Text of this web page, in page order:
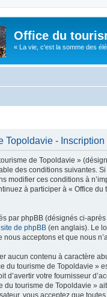
Office du
« La vie, c'est la somme des
Topoldavie - Inscription
de Topoldavie »
des conditions suivantes.
modifier ces conditions à
à participer à « Office
par phpBB (désignés ci-
site de phpBB (en anglais). Le
acceptons et que nous
aucun contenu à caractère
du tourisme de Topoldavie »
d’avertir votre fournisseur
du tourisme de Topoldavie »
vous acceptez que